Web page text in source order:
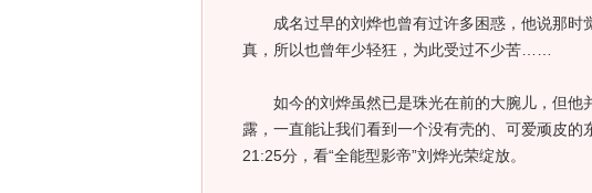
成名过早的刘烨也曾有过许多困惑，他说那时
真，所以也曾年少轻狂，为此受过不少苦……
如今的刘烨虽然已是珠光在前的大腕儿，但他
露，一直能让我们看到一个没有壳的、可爱顽皮
21:25分，看“全能型影帝”刘烨光荣绽放。